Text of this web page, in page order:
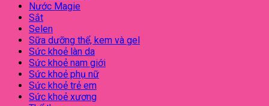
Nước Magie
Sắt
Selen
Sữa dưỡng thể, kem và gel
Sức khoẻ làn da
Sức khoẻ nam giới
Sức khoẻ phụ nữ
Sức khoẻ trẻ em
Sức khoẻ xương